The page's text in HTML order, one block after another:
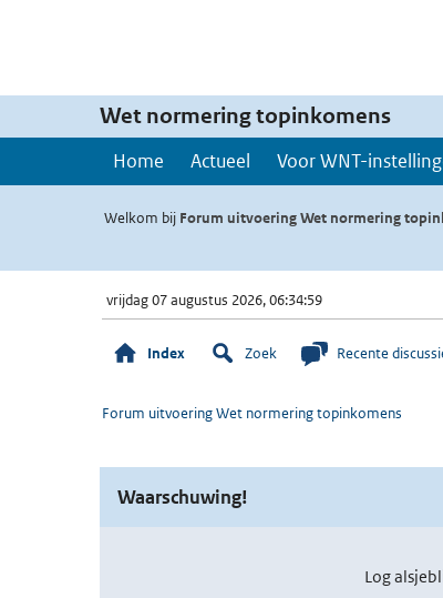
Wet normering topinkomens
Home Actueel Voor WNT-
Welkom bij Forum uitvoering Wet normering
vrijdag 07 augustus 2026, 06:34:59
Index Zoek Recente
Forum uitvoering Wet normering topinkomens
Waarschuwing!
Log